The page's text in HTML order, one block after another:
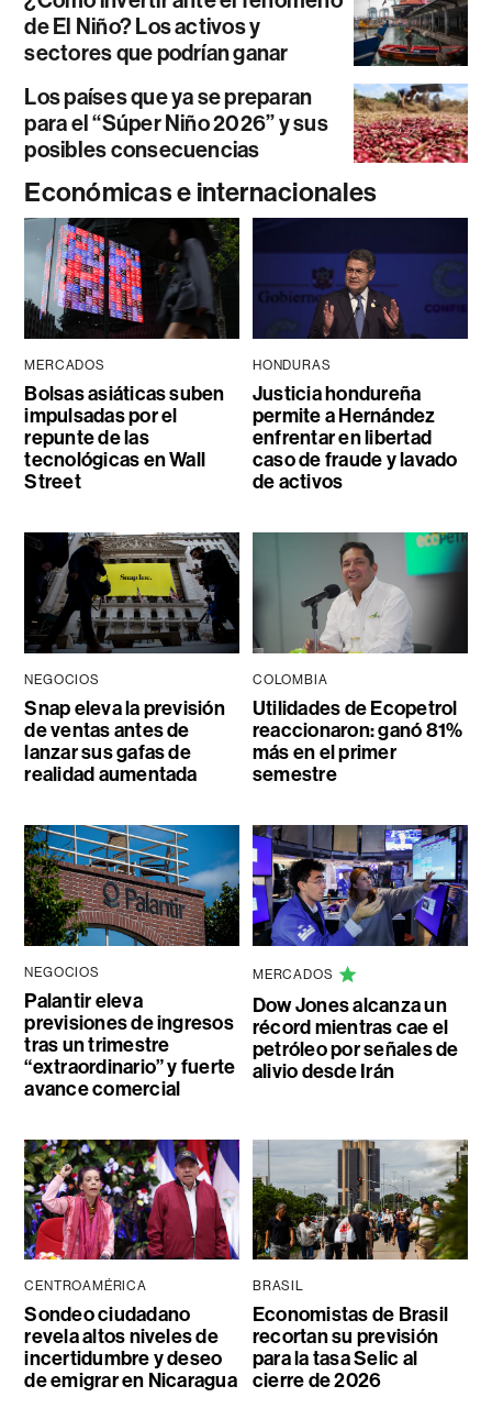
de El Niño? Los activos y
sectores que podrían ganar
Los países que ya se preparan
para el “Súper Niño 2026” y sus
posibles consecuencias
Económicas e internacionales
MERCADOS
Bolsas asiáticas suben
impulsadas por el
repunte de las
tecnológicas en Wall
Street
HONDURAS
Justicia hondureña
permite a Hernández
enfrentar en libertad
caso de fraude y lavado
de activos
NEGOCIOS
Snap eleva la previsión
de ventas antes de
lanzar sus gafas de
realidad aumentada
COLOMBIA
Utilidades de Ecopetrol
reaccionaron: ganó 81%
más en el primer
semestre
NEGOCIOS
Palantir eleva
previsiones de ingresos
tras un trimestre
“extraordinario” y fuerte
avance comercial
MERCADOS
Dow Jones alcanza un
récord mientras cae el
petróleo por señales de
alivio desde Irán
CENTROAMÉRICA
Sondeo ciudadano
revela altos niveles de
incertidumbre y deseo
de emigrar en Nicaragua
BRASIL
Economistas de Brasil
recortan su previsión
para la tasa Selic al
cierre de 2026